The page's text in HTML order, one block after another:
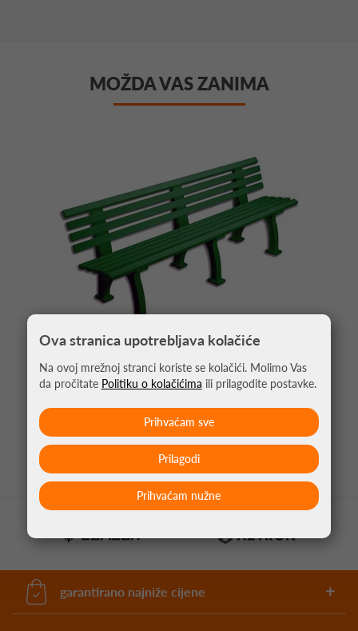
MOŽDA VAS ZANIMA
359,00 €
garantirano najniže cijene
Ova stranica upotrebljava kolačiće
Na ovoj mrežnoj stranci koriste se kolačići. Molimo Vas
da pročitate Politiku o kolačićima ili prilagodite postavke.
Prihvaćam nužne
Prilagodi
Prihvaćam sve